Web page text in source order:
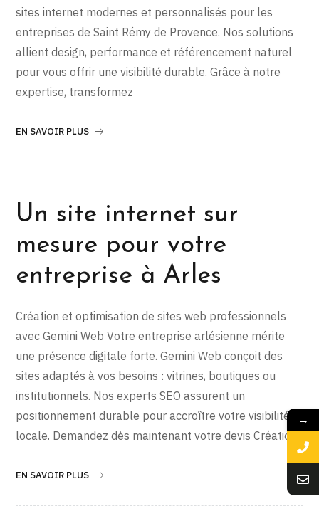
sites internet modernes et personnalisés pour les
entreprises de Saint Rémy de Provence. Nos solutions
allient design, performance et référencement naturel
pour vous offrir une visibilité durable. Grâce à notre
expertise, transformez
EN SAVOIR PLUS
Un site internet sur
mesure pour votre
entreprise à Arles
Création et optimisation de sites web professionnels
avec Gemini Web Votre entreprise arlésienne mérite
une présence digitale forte. Gemini Web conçoit des
sites adaptés à vos besoins : vitrines, boutiques ou
institutionnels. Nos experts SEO assurent un
positionnement durable pour accroître votre visibilité
locale. Demandez dès maintenant votre devis Création
EN SAVOIR PLUS
→